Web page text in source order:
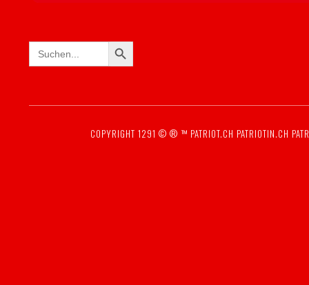
Search
for:
SEARCH BUTTON
COPYRIGHT 1291 © ® ™ PATRIOT.CH PATRIOTIN.CH